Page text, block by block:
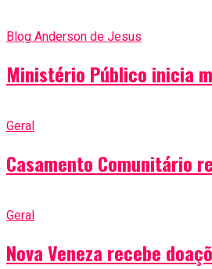
Blog Anderson de Jesus
Ministério Público inicia
Geral
Casamento Comunitário
Geral
Nova Veneza recebe